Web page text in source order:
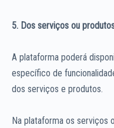
5. Dos serviços ou
A plataforma poderá
específico de
dos serviços e produtos.
Na plataforma os serviços